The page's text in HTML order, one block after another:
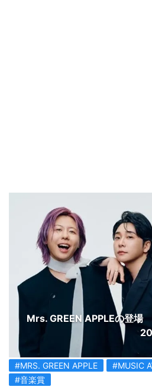
Mrs. GREEN APPLEの登場
#MRS. GREEN APPLE
#MUSIC
#音楽賞